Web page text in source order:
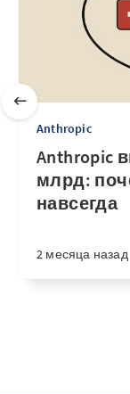
Anthropic
Anthropic
млрд:
навсегда
2 месяца назад